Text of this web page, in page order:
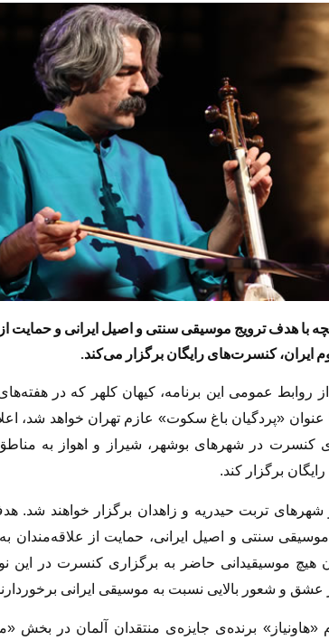
با هدف ترویج موسیقی سنتی و اصیل ایرانی و حمایت از
کنسرت‌های رایگان برگزار می‌کند.
روابط عمومی این برنامه، کیهان کلهر که در
عنوان «پردگیان باغ سکوت» عازم تهران خواهد شد،
کنسرت در شهرهای بوشهر، شیراز و اهواز به
برگزار کند.
تربت حیدریه و زاهدان برگزار خواهند شد.
سنتی و اصیل ایرانی، حمایت از علاقه‌مندان
موسیقیدانی حاضر به برگزاری کنسرت در این
عشق و شعور بالایی نسبت به موسیقی ایرانی
«هاونیاز» برنده‌ی جایزه‌ی منتقدان آلمان در